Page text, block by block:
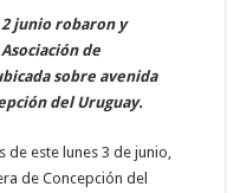
junio robaron y
de
sobre avenida
del Uruguay.
de este lunes 3 de junio,
de Concepción del